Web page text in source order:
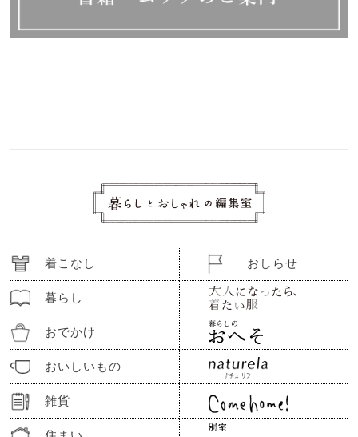
着こなし
暮らし
おでかけ
おいしいもの
雑貨
おしらせ